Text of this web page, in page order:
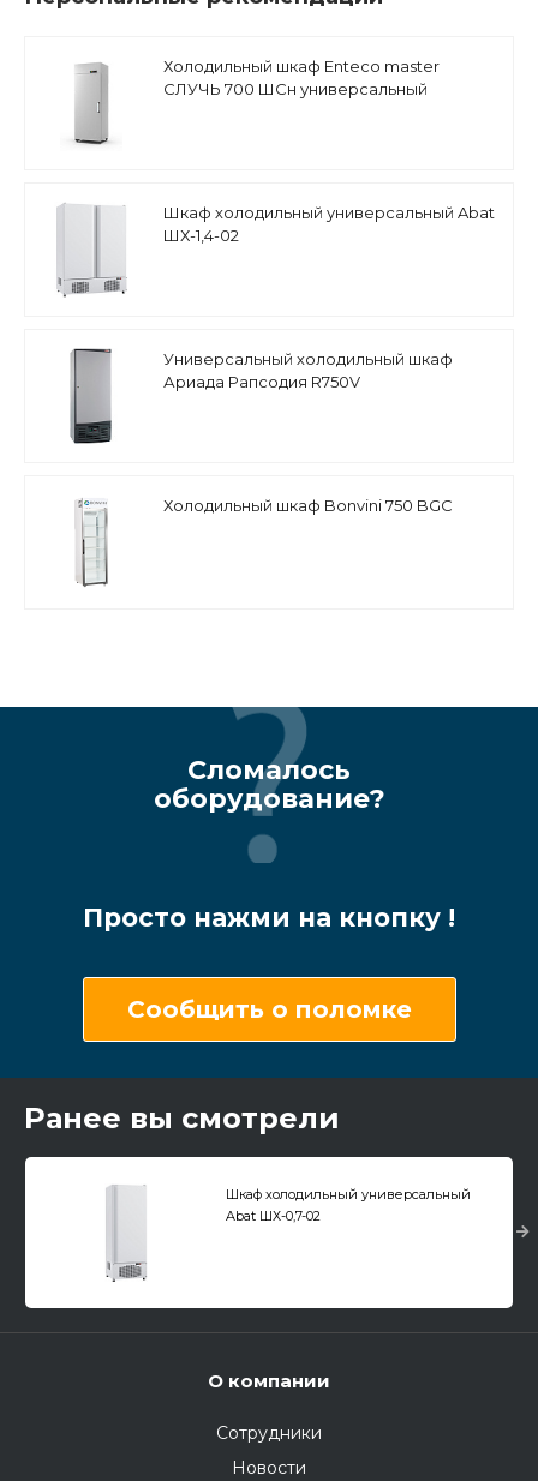
Холодильный шкаф Enteco master
СЛУЧЬ 700 ШСн универсальный
Шкаф холодильный универсальный Abat
ШХ-1,4-02
Универсальный холодильный шкаф
Ариада Рапсодия R750V
Холодильный шкаф Bonvini 750 BGC
Сломалось
оборудование?
Просто нажми на кнопку !
Сообщить о поломке
Ранее вы смотрели
Шкаф холодильный универсальный
Abat ШХ-0,7-02
О компании
Сотрудники
Новости